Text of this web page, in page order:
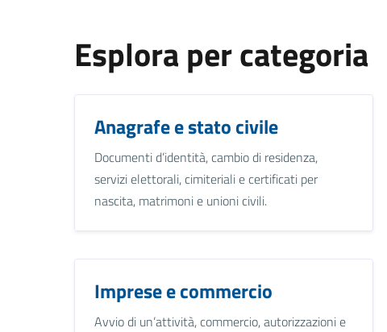
Esplora per categoria
Anagrafe e stato civile
Documenti d’identità, cambio di residenza,
servizi elettorali, cimiteriali e certificati per
nascita, matrimoni e unioni civili.
Imprese e commercio
Avvio di un’attività, commercio, autorizzazioni e